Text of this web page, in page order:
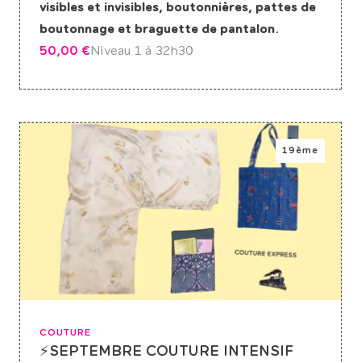
visibles et invisibles, boutonnières, pattes de
boutonnage et braguette de pantalon.
50,00 €Niveau 1 à 32h30
19ème
COUTURE
⚡SEPTEMBRE COUTURE INTENSIF